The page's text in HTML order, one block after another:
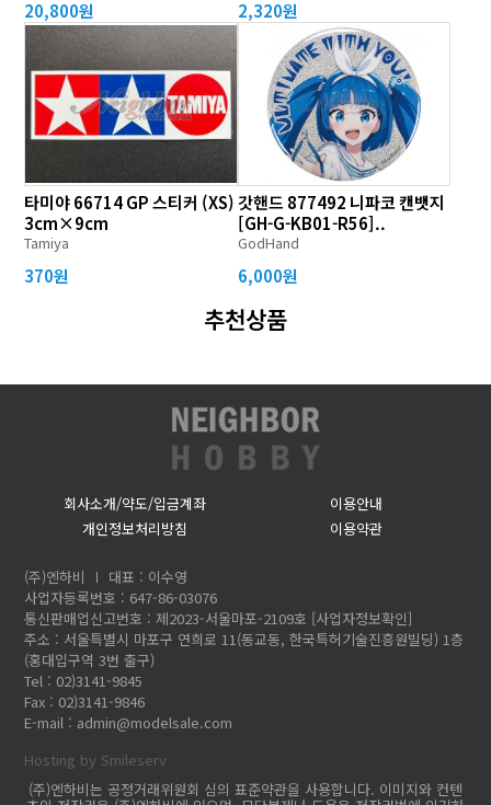
20,800원 2,320원
타미야 66714 GP 스티커 (XS)
3cm×9cm
Tamiya
370원
갓핸드 877492 니파코 캔뱃지
[GH-G-KB01-R56]..
GodHand
6,000원
추천상품
회사소개/약도/입금계좌
이용안내
개인정보처리방침
이용약관
(주)엔하비
대표 : 이수영
사업자등록번호 : 647-86-03076
통신판매업신고번호 : 제2023-서울마포-2109호 [사업자정보확인]
주소 : 서울특별시 마포구 연희로 11(동교동, 한국특허기술진흥원빌딩) 1층
(홍대입구역 3번 출구)
Tel : 02)3141-9845
Fax : 02)3141-9846
E-mail : admin@modelsale.com
Hosting by Smileserv
(주)엔하비는 공정거래위원회 심의 표준약관을 사용합니다. 이미지와 컨텐